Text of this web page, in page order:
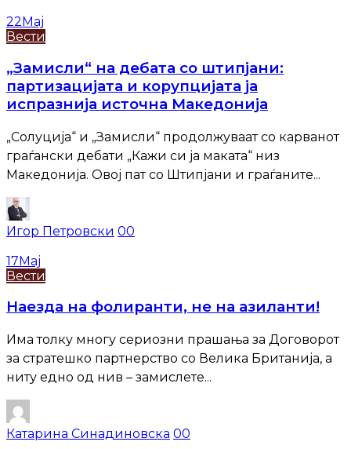
22 Мај
Вести
„Замисли“ на дебата со штипјани:
партизацијата и корупцијата ја
испразнија источна Македонија
„Солуција“ и „Замисли“ продолжуваат со карванот
граѓански дебати „Кажи си ја маката“ низ
Македонија. Овој пат со Штипјани и граѓаните...
Игор Петровски 00
17Мај
Вести
Наезда на фолиранти, не на азиланти!
Има толку многу сериозни прашања за Договорот
за стратешко партнерство со Велика Британија, а
ниту едно од нив – замислете...
Катарина Синадиновска 00